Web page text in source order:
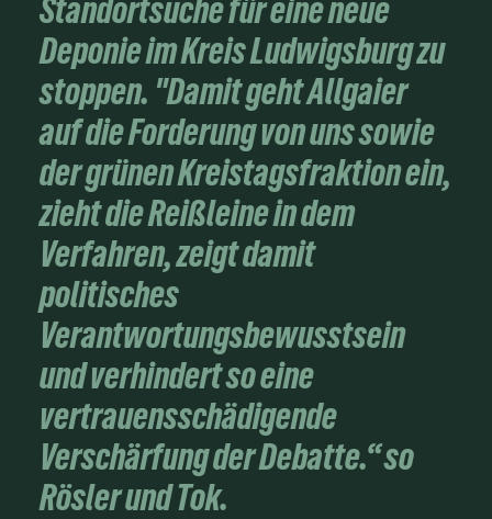
Standortsuche für eine neue
Deponie im Kreis Ludwigsburg zu
stoppen. "Damit geht Allgaier
auf die Forderung von uns sowie
der grünen Kreistagsfraktion ein,
zieht die Reißleine in dem
Verfahren, zeigt damit
politisches
Verantwortungsbewusstsein
und verhindert so eine
vertrauensschädigende
Verschärfung der Debatte.“ so
Rösler und Tok.